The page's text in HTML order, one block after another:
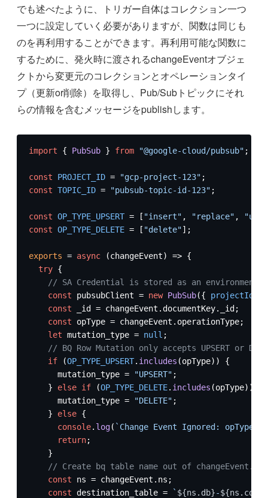
でも述べたように、トリガー自体はコレクション一つ
一つに設定していく必要がありますが、関数は同じも
のを再利用することができます。再利用可能な関数に
するために、発火時に渡されるchangeEventオブジェ
クトから変更元のコレクションとオペレーションタイ
プ（更新or削除）を取得し、Pub/Subトピックにそれ
らの情報を含むメッセージをpublishします。
import { PubSub } from "@google-cloud/pubsub" ;
const PROJECT_ID = "gcp-project-123"
const TOPIC_ID = "pubsub-topic-id-123" ;
const OP_TYPE_UPSERT = [ "insert" , "replace" ,
const OP_TYPE_DELETE = [ "delete"];
exports = async (changeEvent) => {
try {
// SA Credential is stored as an environment
const pubsubClient = new PubSub({ projectId
const _id = changeEvent. documentKey. _id ;
const opType = changeEvent. operationType;
let mutation_type = null ;
// BQ Row Mutation only accepts UPSERT or
if (OP_TYPE_UPSERT. includes (opType)) {
      mutation_type =
"UPSERT" ;
    }
else if (OP_TYPE_DELETE. includes (opType)) {
      mutation_type =
"DELETE" ;
    }
else {
console. log( `Change Event Ignored: opType
return;
    }
// Create bq table name out of
const ns = changeEvent. ns ;
const destination_table = ` ${ns.db}-${ns.coll}